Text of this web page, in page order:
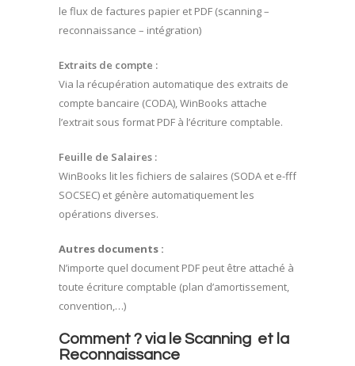
le flux de factures papier et PDF (scanning –
reconnaissance – intégration)
Extraits de compte :
Via la récupération automatique des extraits de
compte bancaire (CODA), WinBooks attache
l’extrait sous format PDF à l’écriture comptable.
Feuille de Salaires :
WinBooks lit les fichiers de salaires (SODA et e-fff
SOCSEC) et génère automatiquement les
opérations diverses.
Autres documents :
N’importe quel document PDF peut être attaché à
toute écriture comptable (plan d’amortissement,
convention,…)
Comment ? via le Scanning et la
Reconnaissance